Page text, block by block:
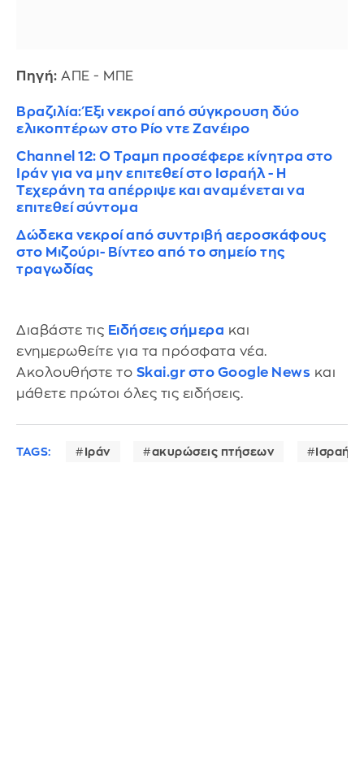
Πηγή: ΑΠΕ - ΜΠΕ
Βραζιλία: Έξι νεκροί από σύγκρουση δύο
ελικοπτέρων στο Ρίο ντε Ζανέιρο
Channel 12: Ο Τραμπ προσέφερε κίνητρα στο
Ιράν για να μην επιτεθεί στο Ισραήλ - Η
Τεχεράνη τα απέρριψε και αναμένεται να
επιτεθεί σύντομα
Δώδεκα νεκροί από συντριβή αεροσκάφους
στο Μιζούρι- Βίντεο από το σημείο της
τραγωδίας
Διαβάστε τις Ειδήσεις σήμερα και
ενημερωθείτε για τα πρόσφατα νέα.
Ακολουθήστε το Skai.gr στο Google News και
μάθετε πρώτοι όλες τις ειδήσεις.
TAGS: Ιράν ακυρώσεις πτήσεων Ισραήλ